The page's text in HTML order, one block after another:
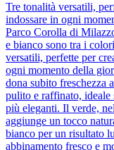
Tre tonalità versatili,
indossare in ogni
Parco Corolla di
e bianco sono tra i
versatili, perfette per
ogni momento della
dona subito freschezza
pulito e raffinato, ideale
più eleganti. Il verde,
aggiunge un tocco
bianco per un risultato
abbinamento fresco e